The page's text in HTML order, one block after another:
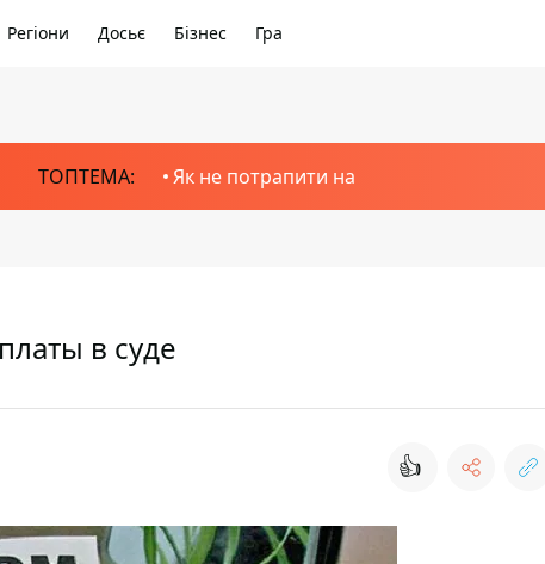
Регіони Досьє Бізнес Гра
ТОПТЕМА: Як не потрапити на
в суде
👍